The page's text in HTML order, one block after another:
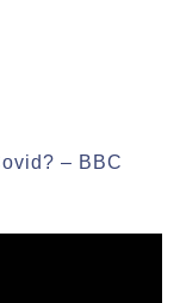
– BBC